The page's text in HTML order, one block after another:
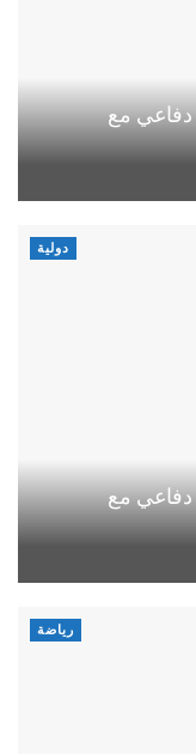
دفاعي مع
دولية
دفاعي مع
رياضة